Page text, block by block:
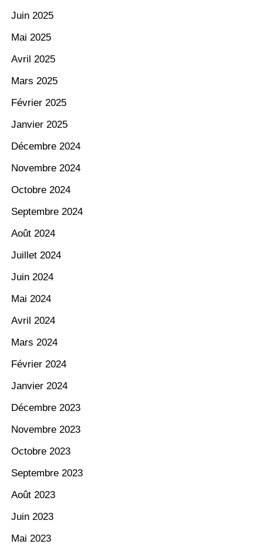
Juin 2025
Mai 2025
Avril 2025
Mars 2025
Février 2025
Janvier 2025
Décembre 2024
Novembre 2024
Octobre 2024
Septembre 2024
Août 2024
Juillet 2024
Juin 2024
Mai 2024
Avril 2024
Mars 2024
Février 2024
Janvier 2024
Décembre 2023
Novembre 2023
Octobre 2023
Septembre 2023
Août 2023
Juin 2023
Mai 2023